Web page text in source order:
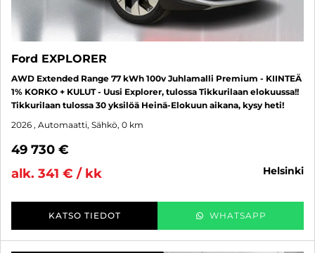
Ford EXPLORER
AWD Extended Range 77 kWh 100v Juhlamalli Premium - KIINTEÄ
1% KORKO + KULUT - Uusi Explorer, tulossa Tikkurilaan elokuussa!!
Tikkurilaan tulossa 30 yksilöä Heinä-Elokuun aikana, kysy heti!
2026 , Automaatti, Sähkö, 0 km
49 730 €
alk. 341 € / kk
helsinki
KATSO TIEDOT WHATSAPP